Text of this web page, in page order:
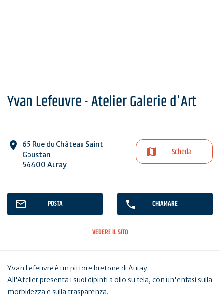
Yvan Lefeuvre - Atelier Galerie d'Art
65 Rue du Château Saint
Goustan
56400 Auray
Scheda
POSTA CHIAMARE
VEDERE IL SITO
Yvan Lefeuvre è un pittore bretone di Auray.
All'Atelier presenta i suoi dipinti a olio su tela, con un'enfasi sulla
morbidezza e sulla trasparenza.